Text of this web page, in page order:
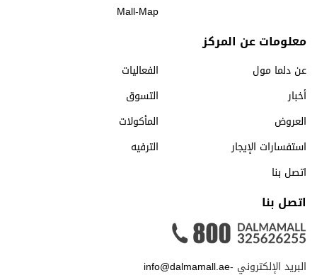
Mall-Map
معلومات عن المركز
عن دلما مول
الفعاليات
أخبار
التسوق
العروض
المأكولات
استفسارات الإيجار
الترفيه
اتصل بنا
اتصل بنا
البريد الإلكتروني -info@dalmamall.ae